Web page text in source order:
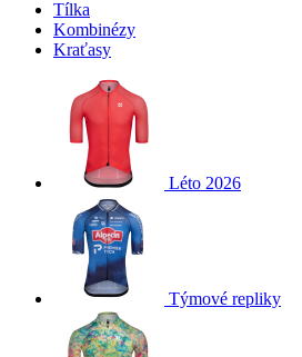
Tílka
Kombinézy
Kraťasy
Léto 2026
Týmové repliky